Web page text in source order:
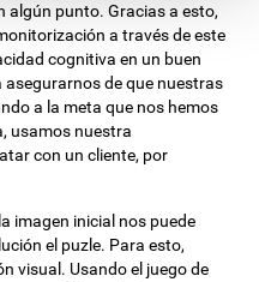
algún punto. Gracias a esto,
a través de este
cognitiva en un buen
de que nuestras
a la meta que nos hemos
usamos nuestra
con un cliente, por
imagen inicial nos puede
el puzle. Para esto,
visual. Usando el juego de